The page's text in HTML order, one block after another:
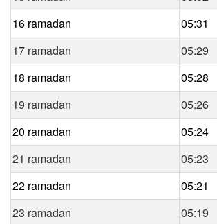
16 ramadan
05:31
17 ramadan
05:29
18 ramadan
05:28
19 ramadan
05:26
20 ramadan
05:24
21 ramadan
05:23
22 ramadan
05:21
23 ramadan
05:19